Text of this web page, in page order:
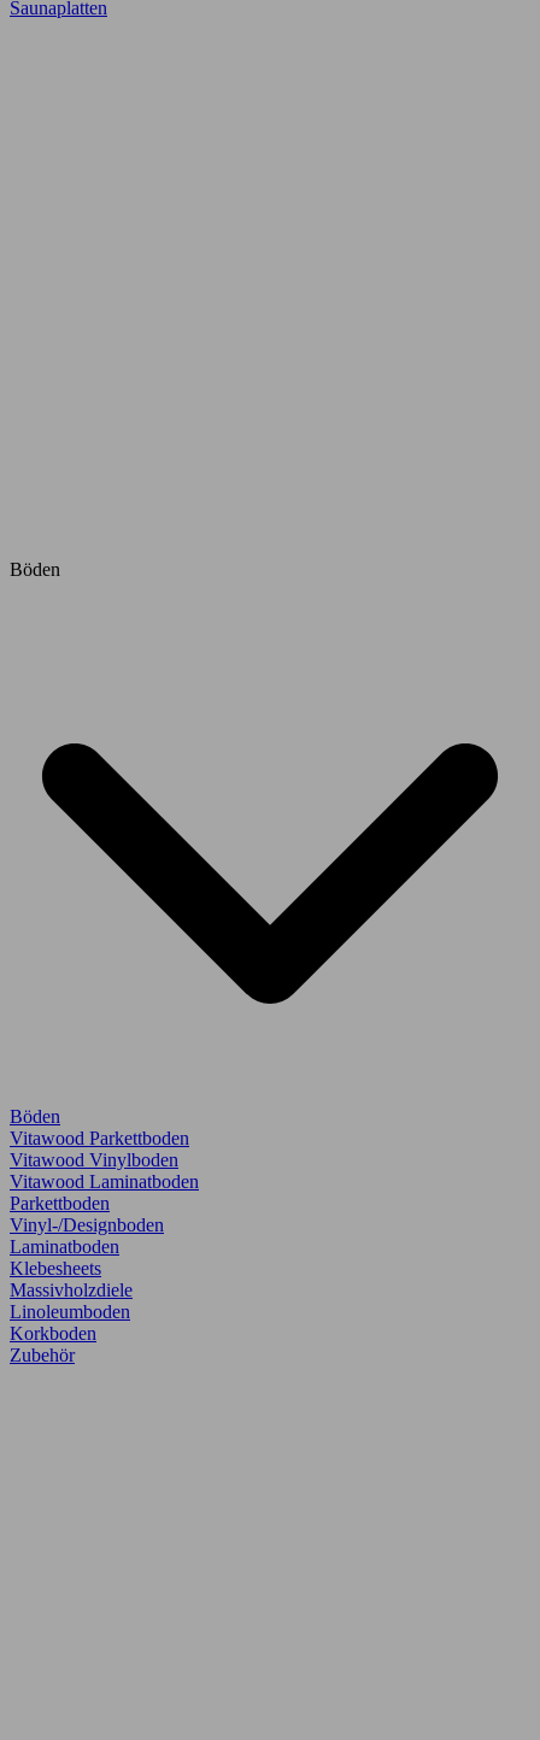
Saunaplatten
Böden
Böden
Vitawood Parkettboden
Vitawood Vinylboden
Vitawood Laminatboden
Parkettboden
Vinyl-/Designboden
Laminatboden
Klebesheets
Massivholzdiele
Linoleumboden
Korkboden
Zubehör